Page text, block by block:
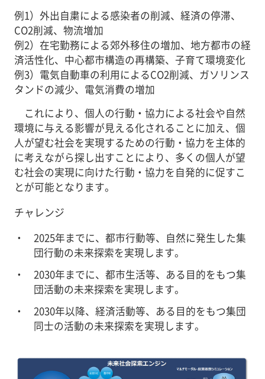
例1）外出自粛による感染者の削減、経済の停滞、
CO2削減、物流増加
例2）在宅勤務による郊外移住の増加、地方都市の経
済活性化、中心都市構造の再構築、子育て環境変化
例3）電気自動車の利用によるCO2削減、ガソリンス
タンドの減少、電気消費の増加
これにより、個人の行動・協力による社会や自然
環境に与える影響が見える化されることに加え、個
人が望む社会を実現するための行動・協力を主体的
に考えながら探し出すことにより、多くの個人が望
む社会の実現に向けた行動・協力を自発的に促すこ
とが可能となります。
チャレンジ
2025年までに、都市行動等、自然に発生した集
団行動の未来探索を実現します。
2030年までに、都市生活等、ある目的をもつ集
団活動の未来探索を実現します。
2030年以降、経済活動等、ある目的をもつ集団
同士の活動の未来探索を実現します。